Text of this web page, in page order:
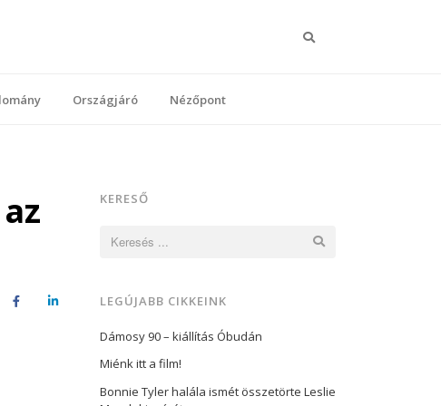
Országjáró Nézőpont
FacebookLinkedIn
KERESŐ
LEGÚJABB CIKKEINK
Dámosy 90 – kiállítás Óbudán
Miénk itt a film!
Bonnie Tyler halála ismét összetörte Leslie